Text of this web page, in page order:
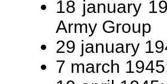
18 january
Army Group
29 january
7 march